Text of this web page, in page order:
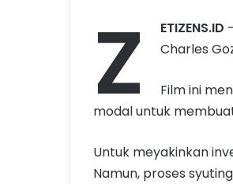
Z ETIZENS.ID
Charles
Film ini
modal untuk
Untuk meyakinkan
Namun, proses